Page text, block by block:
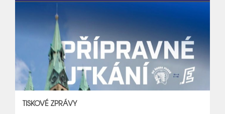
TISKOVÉ ZPRÁVY